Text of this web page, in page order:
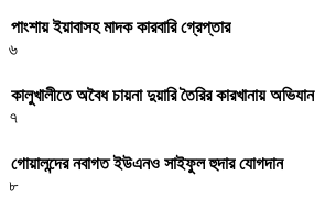
পাংশায় ইয়াবাসহ মাদক কারবারি গ্রেপ্তার
৬
কালুখালীতে অবৈধ চায়না দুয়ারি তৈরির কারখানায় অভিযান
৭
গোয়ালন্দের নবাগত ইউএনও সাইফুল হুদার যোগদান
৮